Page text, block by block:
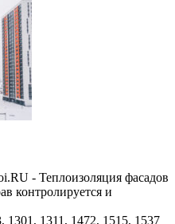
- Теплоизоляция фасадов
контролируется и
1301, 1311, 1472, 1515, 1537